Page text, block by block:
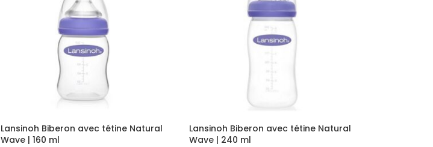
Lansinoh Biberon avec tétine Natural
Wave | 160 ml
Lansinoh Biberon avec tétine Natural
Wave | 240 ml